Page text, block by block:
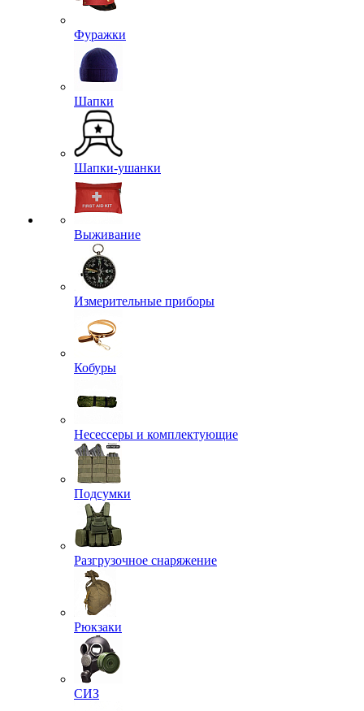
Фуражки
Шапки
Шапки-ушанки
Выживание
Измерительные приборы
Кобуры
Несессеры и комплектующие
Подсумки
Разгрузочное снаряжение
Рюкзаки
СИЗ